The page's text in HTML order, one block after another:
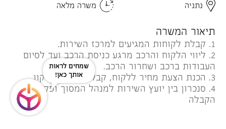
נתניה משרה מלאה
תיאור המשרה
1. קבלת לקוחות המגיעים למרכז השירות.
2. ליווי הלקוח והרכב מרגע כניסת הרכב ועד לסיום
העבודות ברכב ושחרור הרכב.
3. הכנת הצעת מחיר ללקוח, קבלת אישורי תיקון
4. סנכרון בין יועץ השירות למנהל המסוך ופקדיות
הקבלה
שמחים לראות
אותך כאן!